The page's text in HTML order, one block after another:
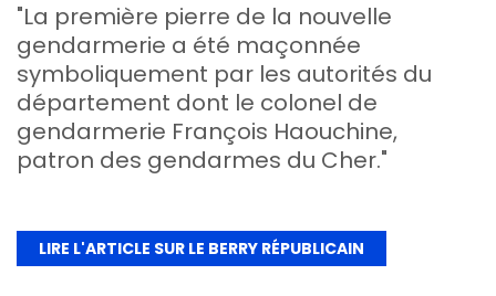
"La première pierre de la nouvelle
gendarmerie a été maçonnée
symboliquement par les autorités du
département dont le colonel de
gendarmerie François Haouchine,
patron des gendarmes du Cher."
LIRE L'ARTICLE SUR LE BERRY RÉPUBLICAIN